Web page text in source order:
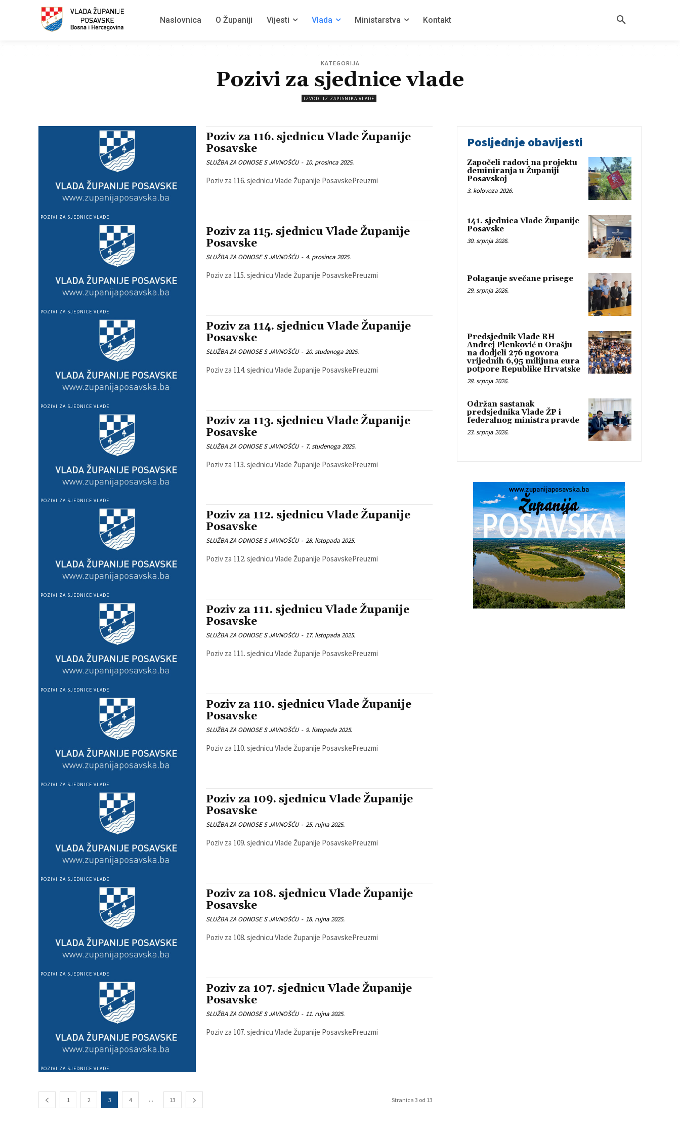
Naslovnica O Županiji Vijesti Vlada Ministarstva Kontakt
KATEGORIJA
Pozivi za sjednice vlade
IZVODI IZ ZAPISNIKA VLADE
POZIVI ZA SJEDNICE VLADE
Poziv za 116. sjednicu Vlade Županije
Posavske
SLUŽBA ZA ODNOSE S JAVNOŠĆU - 10. prosinca 2025.
Poziv za 116. sjednicu Vlade Županije PosavskePreuzmi
POZIVI ZA SJEDNICE VLADE
Poziv za 115. sjednicu Vlade Županije
Posavske
SLUŽBA ZA ODNOSE S JAVNOŠĆU - 4. prosinca 2025.
Poziv za 115. sjednicu Vlade Županije PosavskePreuzmi
POZIVI ZA SJEDNICE VLADE
Poziv za 114. sjednicu Vlade Županije
Posavske
SLUŽBA ZA ODNOSE S JAVNOŠĆU - 20. studenoga 2025.
Poziv za 114. sjednicu Vlade Županije PosavskePreuzmi
POZIVI ZA SJEDNICE VLADE
Poziv za 113. sjednicu Vlade Županije
Posavske
SLUŽBA ZA ODNOSE S JAVNOŠĆU - 7. studenoga 2025.
Poziv za 113. sjednicu Vlade Županije PosavskePreuzmi
POZIVI ZA SJEDNICE VLADE
Poziv za 112. sjednicu Vlade Županije
Posavske
SLUŽBA ZA ODNOSE S JAVNOŠĆU - 28. listopada 2025.
Poziv za 112. sjednicu Vlade Županije PosavskePreuzmi
POZIVI ZA SJEDNICE VLADE
Poziv za 111. sjednicu Vlade Županije
Posavske
SLUŽBA ZA ODNOSE S JAVNOŠĆU - 17. listopada 2025.
Poziv za 111. sjednicu Vlade Županije PosavskePreuzmi
POZIVI ZA SJEDNICE VLADE
Poziv za 110. sjednicu Vlade Županije
Posavske
SLUŽBA ZA ODNOSE S JAVNOŠĆU - 9. listopada 2025.
Poziv za 110. sjednicu Vlade Županije PosavskePreuzmi
POZIVI ZA SJEDNICE VLADE
Poziv za 109. sjednicu Vlade Županije
Posavske
SLUŽBA ZA ODNOSE S JAVNOŠĆU - 25. rujna 2025.
Poziv za 109. sjednicu Vlade Županije PosavskePreuzmi
POZIVI ZA SJEDNICE VLADE
Poziv za 108. sjednicu Vlade Županije
Posavske
SLUŽBA ZA ODNOSE S JAVNOŠĆU - 18. rujna 2025.
Poziv za 108. sjednicu Vlade Županije PosavskePreuzmi
POZIVI ZA SJEDNICE VLADE
Poziv za 107. sjednicu Vlade Županije
Posavske
SLUŽBA ZA ODNOSE S JAVNOŠĆU - 11. rujna 2025.
Poziv za 107. sjednicu Vlade Županije PosavskePreuzmi
1 2 3 4 ... 13 Stranica 3 od 13
Posljednje obavijesti
Započeli radovi na projektu
deminiranja u Županiji
Posavskoj
3. kolovoza 2026.
141. sjednica Vlade Županije
Posavske
30. srpnja 2026.
Polaganje svečane prisege
29. srpnja 2026.
Predsjednik Vlade RH
Andrej Plenković u Orašju
na dodjeli 276 ugovora
vrijednih 6,95 milijuna eura
potpore Republike Hrvatske
28. srpnja 2026.
Održan sastanak
predsjednika Vlade ŽP i
federalnog ministra pravde
23. srpnja 2026.